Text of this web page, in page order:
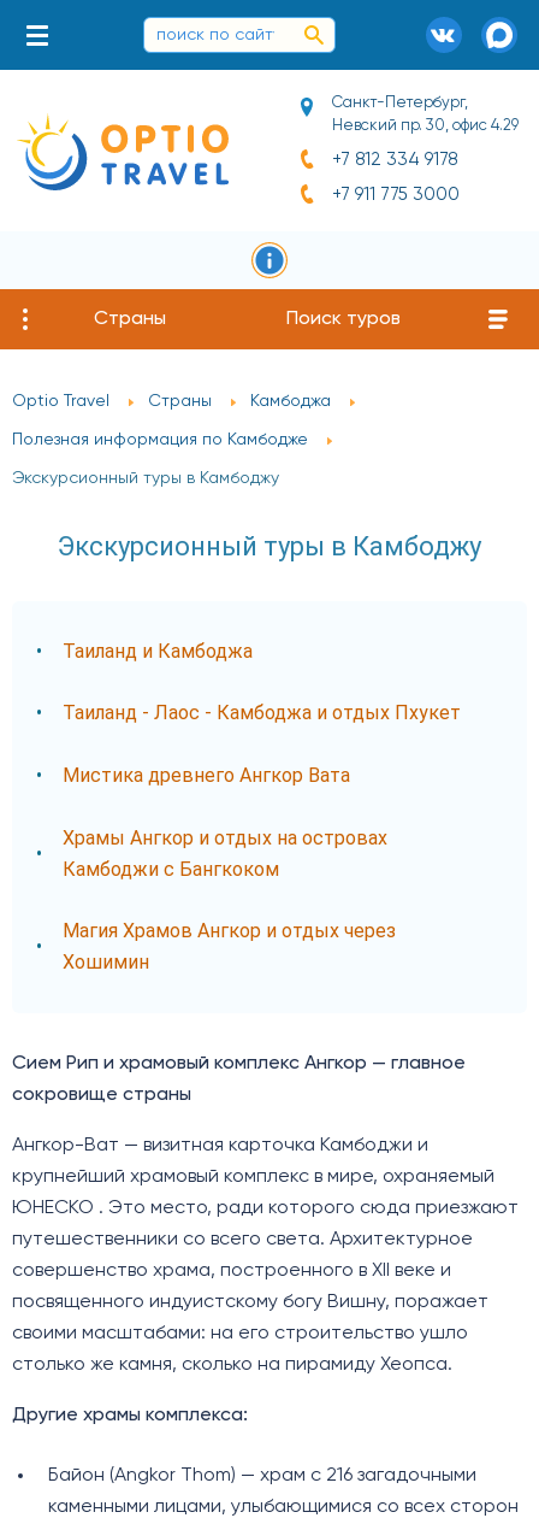
Санкт-Петербург,
Невский пр. 30, офис 4.29
+7 812 334 9178
+7 911 775 3000
Страны Поиск туров
Optio Travel Страны Камбоджа
Полезная информация по Камбодже
Экскурсионный туры в Камбоджу
Экскурсионный туры в Камбоджу
Таиланд и Камбоджа
Таиланд - Лаос - Камбоджа и отдых Пхукет
Мистика древнего Ангкор Вата
Храмы Ангкор и отдых на островах
Камбоджи c Бангкоком
Магия Храмов Ангкор и отдых через
Хошимин
Сием Рип и храмовый комплекс Ангкор — главное
сокровище страны
Ангкор-Ват — визитная карточка Камбоджи и
крупнейший храмовый комплекс в мире, охраняемый
ЮНЕСКО . Это место, ради которого сюда приезжают
путешественники со всего света. Архитектурное
совершенство храма, построенного в XII веке и
посвященного индуистскому богу Вишну, поражает
своими масштабами: на его строительство ушло
столько же камня, сколько на пирамиду Хеопса.
Другие храмы комплекса:
Байон (Angkor Thom) — храм с 216 загадочными
каменными лицами, улыбающимися со всех сторон